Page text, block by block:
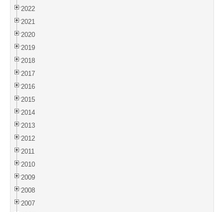
2022
2021
2020
2019
2018
2017
2016
2015
2014
2013
2012
2011
2010
2009
2008
2007